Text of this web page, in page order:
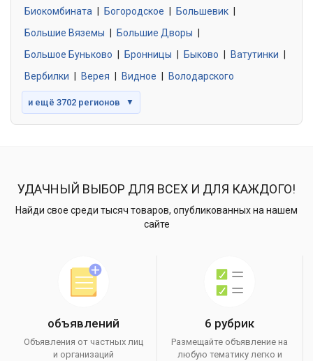
0 объявлений
Биокомбината
Богородское Большевик
Большие Вяземы
Большие Дворы
Большое Буньково
Бронницы Быково Ватутинки
Вербилки
Верея Видное Володарского
и ещё 3702 регионов ▼
УДАЧНЫЙ ВЫБОР ДЛЯ ВСЕХ И ДЛЯ КАЖДОГО!
Найди свое среди тысяч товаров, опубликованных на нашем
сайте
объявлений
Объявления от частных лиц
и организаций
6 рубрик
Размещайте объявление на
любую тематику легко и